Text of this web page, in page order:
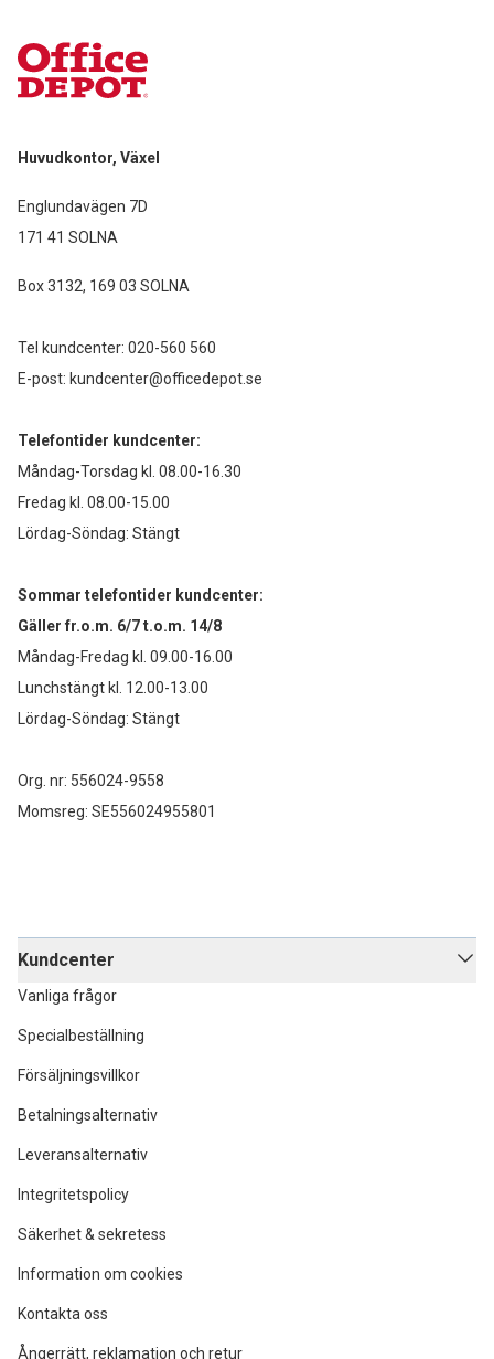
Huvudkontor, Växel
Englundavägen 7D
171 41 SOLNA
Box 3132, 169 03 SOLNA
Tel kundcenter: 020-560 560
E-post: kundcenter@officedepot.se
Telefontider kundcenter:
Måndag-Torsdag kl. 08.00-16.30
Fredag kl. 08.00-15.00
Lördag-Söndag: Stängt
Sommar telefontider kundcenter:
Gäller fr.o.m. 6/7 t.o.m. 14/8
Måndag-Fredag kl. 09.00-16.00
Lunchstängt kl. 12.00-13.00
Lördag-Söndag: Stängt
Org. nr: 556024-9558
Momsreg: SE556024955801
Kundcenter
Vanliga frågor
Specialbeställning
Försäljningsvillkor
Betalningsalternativ
Leveransalternativ
Integritetspolicy
Säkerhet & sekretess
Information om cookies
Kontakta oss
Ångerrätt, reklamation och retur